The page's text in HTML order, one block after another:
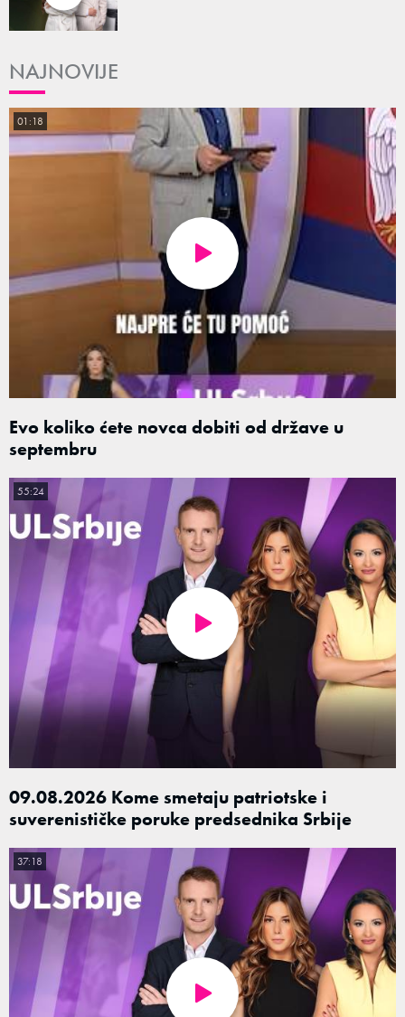
NAJNOVIJE
Evo koliko ćete novca dobiti od države u
septembru
01:18
09.08.2026 Kome smetaju patriotske i
suverenističke poruke predsednika Srbije
55:24
37:18